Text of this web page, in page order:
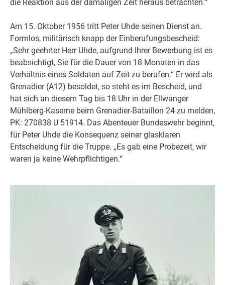
die Reaktion aus der damaligen Zeit heraus betrachten.“
Am 15. Oktober 1956 tritt Peter Uhde seinen Dienst an.
Formlos, militärisch knapp der Einberufungsbescheid:
„Sehr geehrter Herr Uhde, aufgrund Ihrer Bewerbung ist es
beabsichtigt, Sie für die Dauer von 18 Monaten in das
Verhältnis eines Soldaten auf Zeit zu berufen.“ Er wird als
Grenadier (A12) besoldet, so steht es im Bescheid, und
hat sich an diesem Tag bis 18 Uhr in der Ellwanger
Mühlberg-Kaserne beim Grenadier-Bataillon 24 zu melden,
PK: 270838 U 51914. Das Abenteuer Bundeswehr beginnt,
für Peter Uhde die Konsequenz seiner glasklaren
Entscheidung für die Truppe. „Es gab eine Probezeit, wir
waren ja keine Wehrpflichtigen.“